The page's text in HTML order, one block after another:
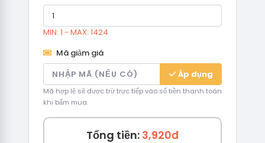
MIN: 1 - MAX: 1424
Mã giảm giá
Áp dụng
Mã hợp lệ sẽ được trừ trực tiếp vào số tiền thanh toán
khi bấm mua.
Tổng tiền: 3,920đ